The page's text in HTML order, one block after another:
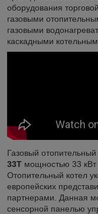
оборудования
газовыми
газовыми
каскадными
Газовый
33Т мощностью 33
Отопительный котел
европейских
партнерами. Данная
сенсорной панелью